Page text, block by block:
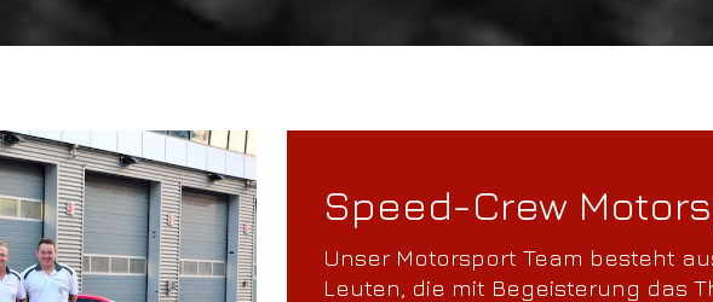
Speed-Crew
Unser Motorsport Team besteht
Leuten, die mit Begeisterung das